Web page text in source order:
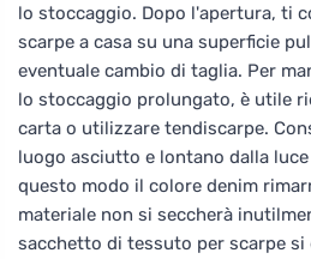
lo stoccaggio. Dopo l'apertura, ti
scarpe a casa su una superficie
eventuale cambio di taglia. Per
lo stoccaggio prolungato, è utile
carta o utilizzare tendiscarpe.
luogo asciutto e lontano dalla
questo modo il colore denim
materiale non si seccherà
sacchetto di tessuto per scarpe